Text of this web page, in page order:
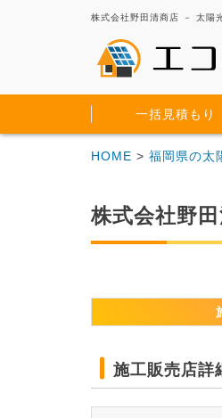
株式会社野田清商店 － 太陽
一括見積もり
HOME > 福岡県の太
株式会社野
施工販売店詳